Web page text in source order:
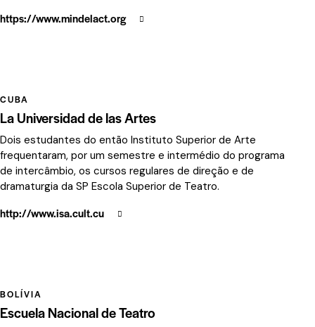
https://www.mindelact.org
CUBA
La Universidad de las Artes
Dois estudantes do então Instituto Superior de Arte
frequentaram, por um semestre e intermédio do programa
de intercâmbio, os cursos regulares de direção e de
dramaturgia da SP Escola Superior de Teatro.
http://www.isa.cult.cu
BOLÍVIA
Escuela Nacional de Teatro